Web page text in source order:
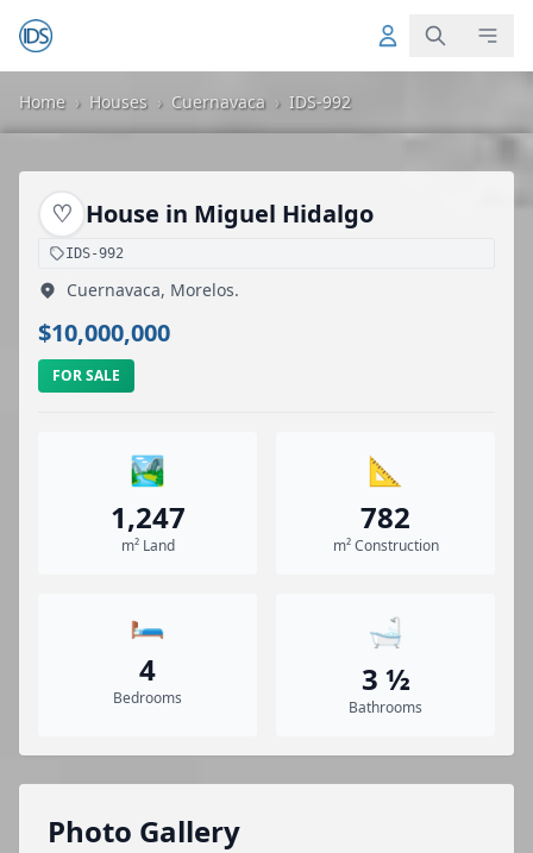
Home › Houses › Cuernavaca › IDS-992
♡ House in Miguel Hidalgo
IDS-992
Cuernavaca, Morelos.
$10,000,000
FOR SALE
🏞️
1,247
m² Land
📐
782
m² Construction
🛏️
4
Bedrooms
🛁
3 ½
Bathrooms
Photo Gallery